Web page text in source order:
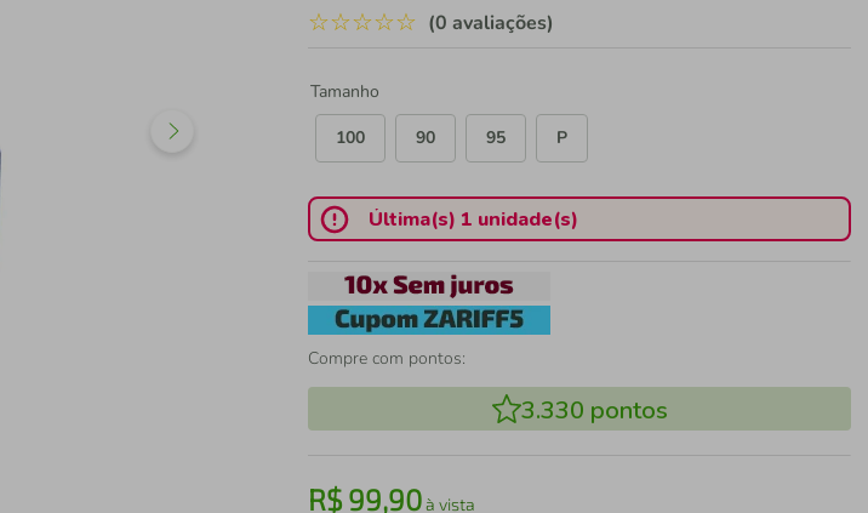
☆☆☆☆☆ (0 avaliações)
Tamanho
100
90 95 P
Última(s) 1 unidade(s)
Compre com pontos:
3.330 pontos
R$99,90à vista